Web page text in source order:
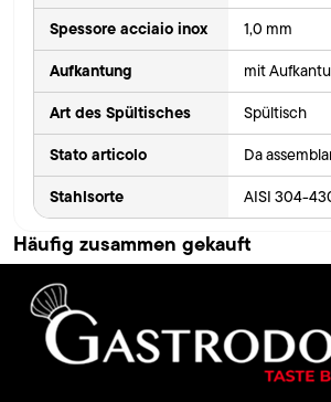
Spessore acciaio inox 1,0 mm
Aufkantung mit
Art des Spültisches Spültisch
Stato articolo Da
Stahlsorte AISI 304-
Häufig zusammen gekauft